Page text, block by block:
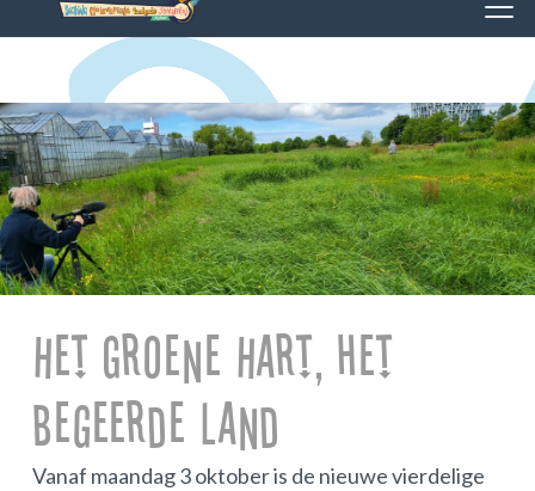
Het Groene Hart, het
begeerde land
Vanaf maandag 3 oktober is de nieuwe vierdelige